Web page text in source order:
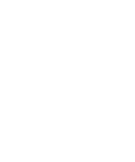
Kontakt
Tesla Assist
Skann QR-koden
motta